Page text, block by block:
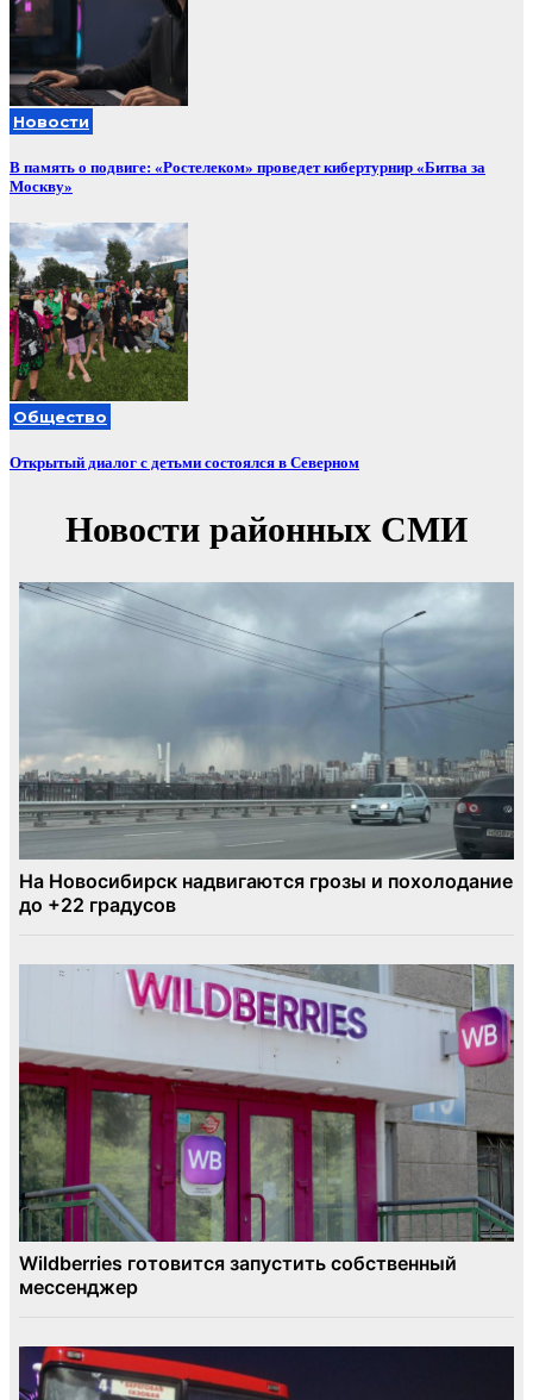
Новости
В память о подвиге: «Ростелеком» проведет кибертурнир «Битва за
Москву»
Общество
Открытый диалог с детьми состоялся в Северном